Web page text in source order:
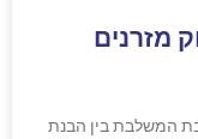
מזרנים
המשלבת בין הבנת